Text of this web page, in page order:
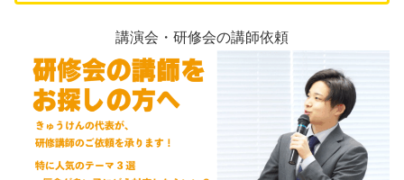
講演会・研修会の講師依頼